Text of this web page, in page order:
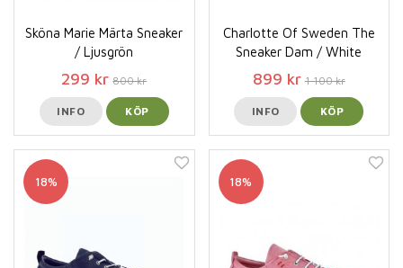
Sköna Marie Märta Sneaker
/ Ljusgrön
299 kr 800 kr
INFO KÖP
Charlotte Of Sweden The
Sneaker Dam / White
899 kr 1 100 kr
INFO KÖP
18% 18%